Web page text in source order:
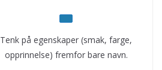
Tenk på egenskaper (smak, farge,
opprinnelse) fremfor bare navn.